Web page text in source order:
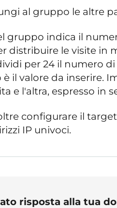
al gruppo le altre
gruppo indica il
distribuire le visite in
per 24 il numero
il valore da inserire.
e l'altra, espresso in
configurare il
IP univoci.
risposta alla tua